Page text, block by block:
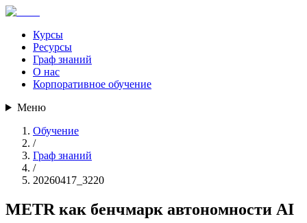
Курсы
Ресурсы
Граф знаний
О нас
Корпоративное обучение
Меню
Обучение
/
Граф знаний
/
20260417_3220
METR как бенчмарк автономности AI